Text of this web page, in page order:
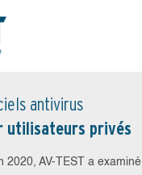
antivirus
utilisateurs privés
2020, AV-TEST a